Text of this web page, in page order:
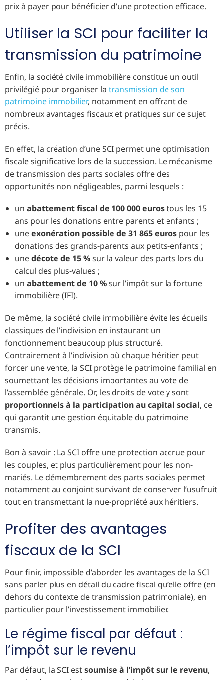
prix à payer pour bénéficier d’une protection efficace.
Utiliser la SCI pour faciliter la
transmission du patrimoine
Enfin, la société civile immobilière constitue un outil
privilégié pour organiser la transmission de son
patrimoine immobilier, notamment en offrant de
nombreux avantages fiscaux et pratiques sur ce sujet
précis.
En effet, la création d’une SCI permet une optimisation
fiscale significative lors de la succession. Le mécanisme
de transmission des parts sociales offre des
opportunités non négligeables, parmi lesquels :
un abattement fiscal de 100 000 eurostous les 15
ans pour les donations entre parents et enfants ;
uneexonération possible de 31 865 euros pour les
donations des grands-parents aux petits-enfants ;
unedécote de 15 %sur la valeur des parts lors du
calcul des plus-values ;
un abattement de 10 %sur l’impôt sur la fortune
immobilière (IFI).
De même, la société civile immobilière évite les écueils
classiques de l’indivision en instaurant un
fonctionnement beaucoup plus structuré.
Contrairement à l’indivision où chaque héritier peut
forcer une vente, la SCI protège le patrimoine familial en
soumettant les décisions importantes au vote de
l’assemblée générale. Or, les droits de vote y sont
proportionnels à la participation au capital social, ce
qui garantit une gestion équitable du patrimoine
transmis.
Bon à savoir : La SCI offre une protection accrue pour
les couples, et plus particulièrement pour les non-
mariés. Le démembrement des parts sociales permet
notamment au conjoint survivant de conserver l’usufruit
tout en transmettant la nue-propriété aux héritiers.
Profiter des avantages
fiscaux de la SCI
Pour finir, impossible d’aborder les avantages de la SCI
sans parler plus en détail du cadre fiscal qu’elle offre (en
dehors du contexte de transmission patrimoniale), en
particulier pour l’investissement immobilier.
Le régime fiscal par défaut :
l’impôt sur le revenu
Par défaut, la SCI estsoumise à l’impôt sur le revenu,